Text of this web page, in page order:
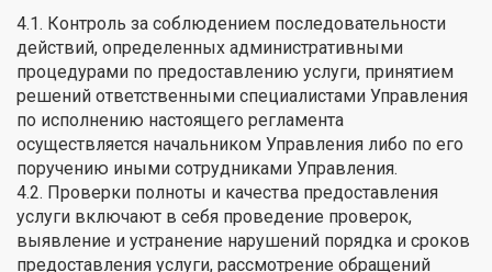
4.1. Контроль за соблюдением последовательности
действий, определенных административными
процедурами по предоставлению услуги, принятием
решений ответственными специалистами Управления
по исполнению настоящего регламента
осуществляется начальником Управления либо по его
поручению иными сотрудниками Управления.
4.2. Проверки полноты и качества предоставления
услуги включают в себя проведение проверок,
выявление и устранение нарушений порядка и сроков
предоставления услуги, рассмотрение обращений